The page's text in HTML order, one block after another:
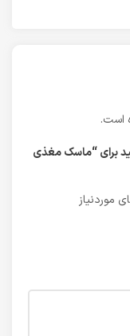
است.
برای “ماسک مغذی
موردنیاز